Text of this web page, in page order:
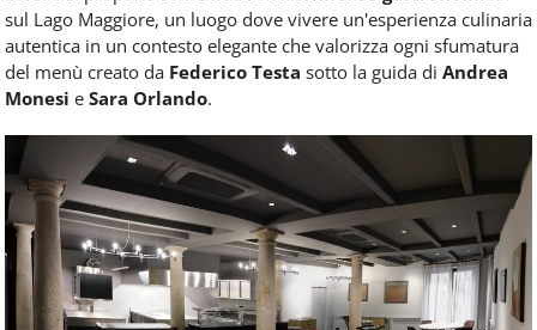
sul Lago Maggiore, un luogo dove vivere un'esperienza culinaria
autentica in un contesto elegante che valorizza ogni sfumatura
del menù creato da Federico Testa sotto la guida di Andrea
Monesi e Sara Orlando.